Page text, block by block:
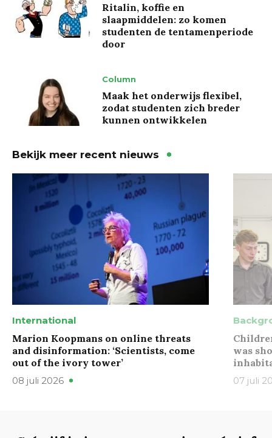
Ritalin, koffie en
slaapmiddelen: zo komen
studenten de tentamenperiode
door
Column
Maak het onderwijs flexibel,
zodat studenten zich breder
kunnen ontwikkelen
Bekijk meer recent nieuws
International
Marion Koopmans on online threats
and disinformation: ‘Scientists, come
out of the ivory tower’
08 juli 2026
was
07 juli